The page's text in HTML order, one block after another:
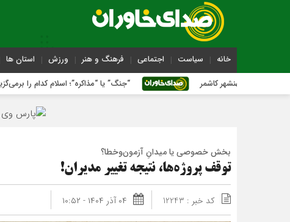
خانه سیاست اجتماعی فرهنگ و هنر ورزش استان ها
“جنگ” یا “مذاکره”؛ اسلام کدام را برمی‌گزیند؟
بخش خصوصی یا میدانِ آزمون‌وخطا؟
توقف پروژه‌ها، نتیجه تغییر مدیران!
کد خبر : 12243 ۰۴ آذر ۱۴۰۴ - ۱۰:۵۲